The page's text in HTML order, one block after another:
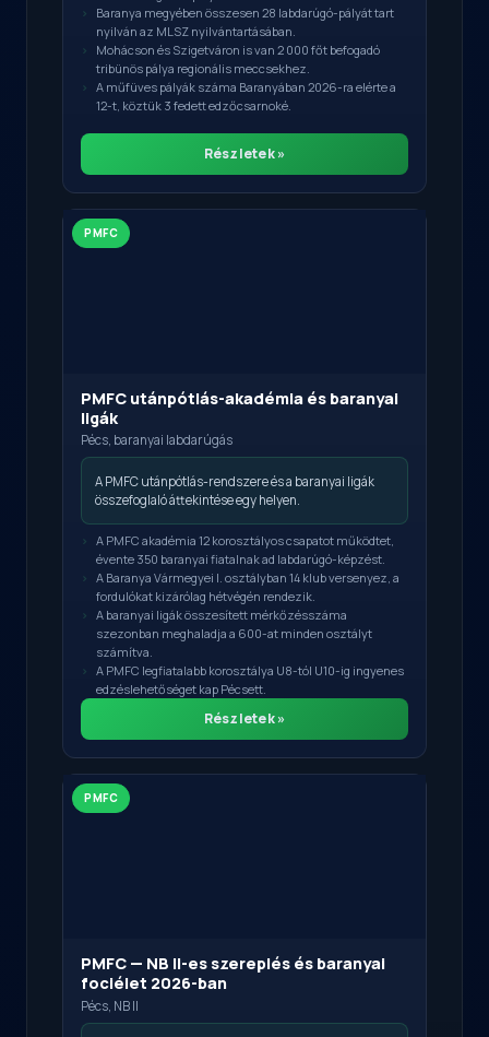
Baranya megyében összesen 28 labdarúgó-pályát tart
nyilván az MLSZ nyilvántartásában.
Mohácson és Szigetváron is van 2 000 főt befogadó
tribünös pálya regionális meccsekhez.
A műfüves pályák száma Baranyában 2026-ra elérte a
12-t, köztük 3 fedett edzőcsarnoké.
Részletek »
PMFC
PMFC utánpótlás-akadémia és baranyai
ligák
Pécs, baranyai labdarúgás
A PMFC utánpótlás-rendszere és a baranyai ligák
összefoglaló áttekintése egy helyen.
A PMFC akadémia 12 korosztályos csapatot működtet,
évente 350 baranyai fiatalnak ad labdarúgó-képzést.
A Baranya Vármegyei I. osztályban 14 klub versenyez, a
fordulókat kizárólag hétvégén rendezik.
A baranyai ligák összesített mérkőzésszáma
szezonban meghaladja a 600-at minden osztályt
számítva.
A PMFC legfiatalabb korosztálya U8-tól U10-ig ingyenes
edzéslehetőséget kap Pécsett.
Részletek »
PMFC
PMFC — NB II-es szereplés és baranyai
fociélet 2026-ban
Pécs, NB II